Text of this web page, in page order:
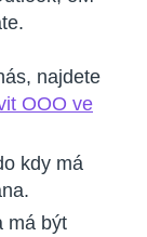
najdete
OOO ve
kdy má
má být